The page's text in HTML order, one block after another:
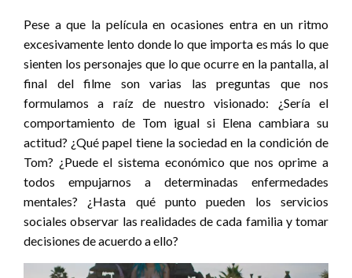
Pese a que la película en ocasiones entra en un ritmo
excesivamente lento donde lo que importa es más lo que
sienten los personajes que lo que ocurre en la pantalla, al
final del filme son varias las preguntas que nos
formulamos a raíz de nuestro visionado: ¿Sería el
comportamiento de Tom igual si Elena cambiara su
actitud? ¿Qué papel tiene la sociedad en la condición de
Tom? ¿Puede el sistema económico que nos oprime a
todos empujarnos a determinadas enfermedades
mentales? ¿Hasta qué punto pueden los servicios
sociales observar las realidades de cada familia y tomar
decisiones de acuerdo a ello?